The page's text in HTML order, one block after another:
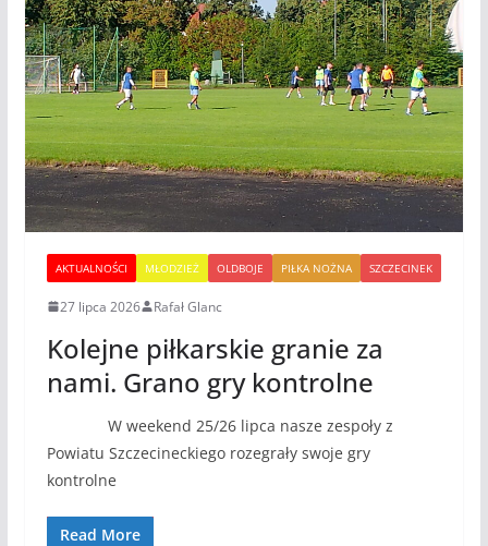
AKTUALNOŚCI MŁODZIEŻ OLDBOJE PIŁKA NOŻNA SZCZECINEK
27 lipca 2026 Rafał Glanc
Kolejne piłkarskie granie za
nami. Grano gry kontrolne
W weekend 25/26 lipca nasze zespoły z
Powiatu Szczecineckiego rozegrały swoje gry
kontrolne
Read More